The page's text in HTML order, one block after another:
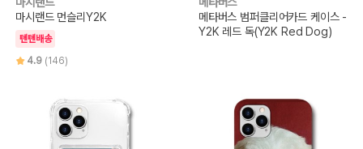
마시랜드 먼슬리Y2K
텐텐배송
4.9 (146)
메타버스 범퍼클리어카드 케이스 -
Y2K 레드 독(Y2K Red Dog)